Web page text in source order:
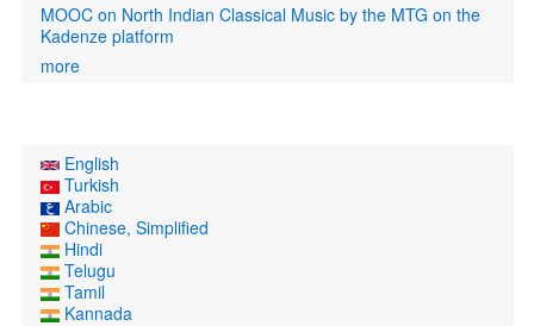
MOOC on North Indian Classical Music by the MTG on the
Kadenze platform
more
English
Turkish
Arabic
Chinese, Simplified
Hindi
Telugu
Tamil
Kannada